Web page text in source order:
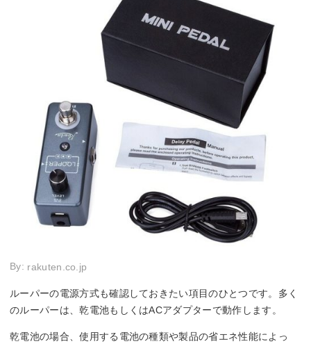
By: rakuten.co.jp
ルーパーの電源方式も確認しておきたい項目のひとつです。多く
のルーパーは、乾電池もしくはACアダプターで動作します。
乾電池の場合、使用する電池の種類や製品の省エネ性能によっ